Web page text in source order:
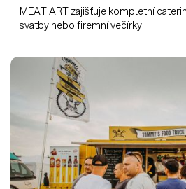
MEAT ART zajišťuje kompletní
svatby nebo firemní večírky.